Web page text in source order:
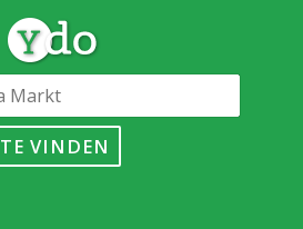
TE VINDEN